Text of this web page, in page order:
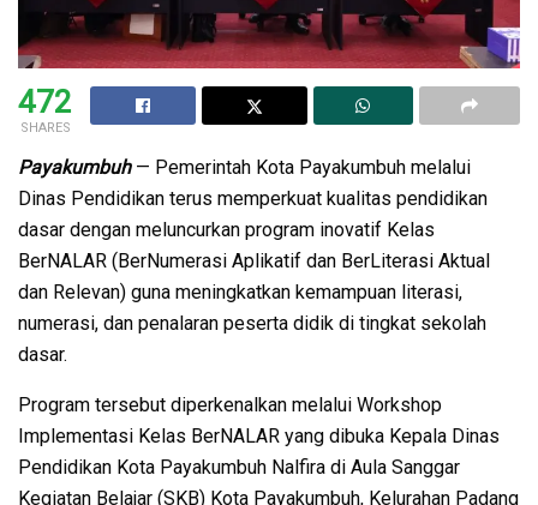
472
SHARES
Payakumbuh— Pemerintah Kota Payakumbuh melalui
Dinas Pendidikan terus memperkuat kualitas pendidikan
dasar dengan meluncurkan program inovatif Kelas
BerNALAR (BerNumerasi Aplikatif dan BerLiterasi Aktual
dan Relevan) guna meningkatkan kemampuan literasi,
numerasi, dan penalaran peserta didik di tingkat sekolah
dasar.
Program tersebut diperkenalkan melalui Workshop
Implementasi Kelas BerNALAR yang dibuka Kepala Dinas
Pendidikan Kota Payakumbuh Nalfira di Aula Sanggar
Kegiatan Belajar (SKB) Kota Payakumbuh, Kelurahan Padang